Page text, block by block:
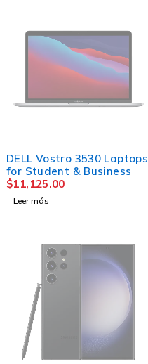
AGOTADO
DELL Vostro 3530 Laptops
for Student & Business
$11,125.00
Leer más